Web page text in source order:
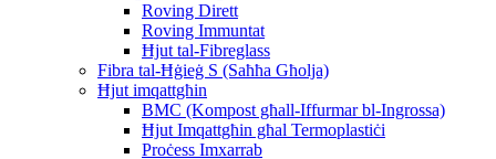
Roving Dirett
Roving Immuntat
Ħjut tal-Fibreglass
Fibra tal-Ħġieġ S (Saħħa Għolja)
Ħjut imqattgħin
BMC (Kompost għall-Iffurmar bl-Ingrossa)
Ħjut Imqattgħin għal Termoplastiċi
Proċess Imxarrab